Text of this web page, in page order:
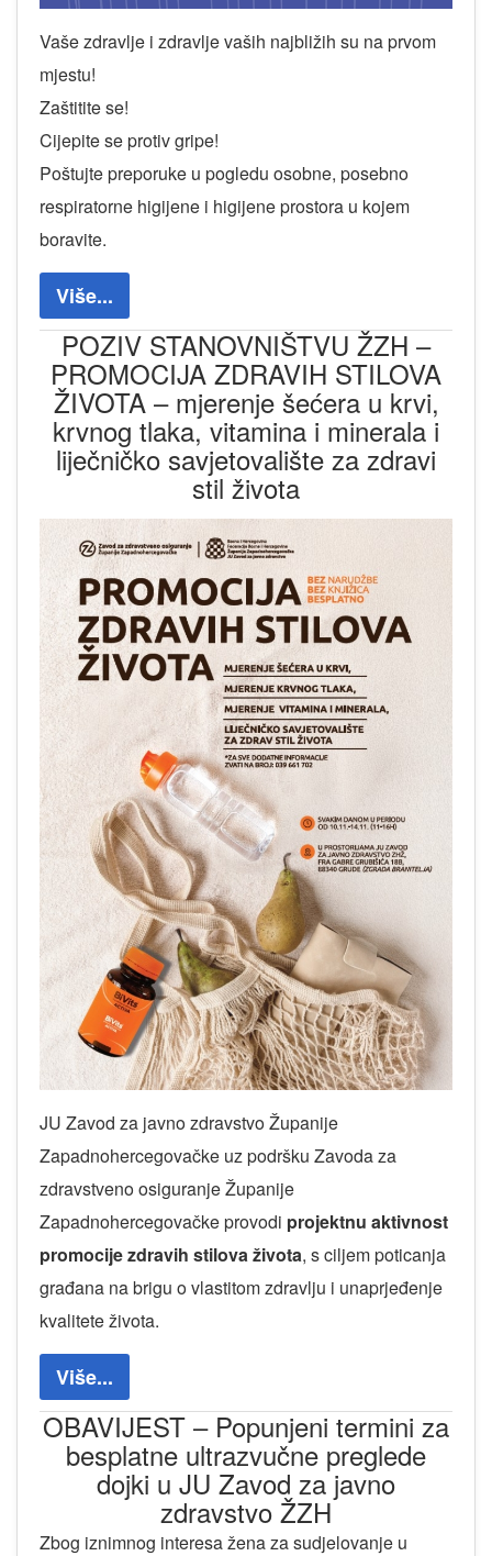
Vaše zdravlje i zdravlje vaših najbližih su na prvom
mjestu!
Zaštitite se!
Cijepite se protiv gripe!
Poštujte preporuke u pogledu osobne, posebno
respiratorne higijene i higijene prostora u kojem
boravite.
Više...
POZIV STANOVNIŠTVU ŽZH –
PROMOCIJA ZDRAVIH STILOVA
ŽIVOTA – mjerenje šećera u krvi,
krvnog tlaka, vitamina i minerala i
liječničko savjetovalište za zdravi
stil života
JU Zavod za javno zdravstvo Županije
Zapadnohercegovačke uz podršku Zavoda za
zdravstveno osiguranje Županije
Zapadnohercegovačke provodi projektnu aktivnost
promocije zdravih stilova života, s ciljem poticanja
građana na brigu o vlastitom zdravlju i unaprjeđenje
kvalitete života.
Više...
OBAVIJEST – Popunjeni termini za
besplatne ultrazvučne preglede
dojki u JU Zavod za javno
zdravstvo ŽZH
Zbog iznimnog interesa žena za sudjelovanje u